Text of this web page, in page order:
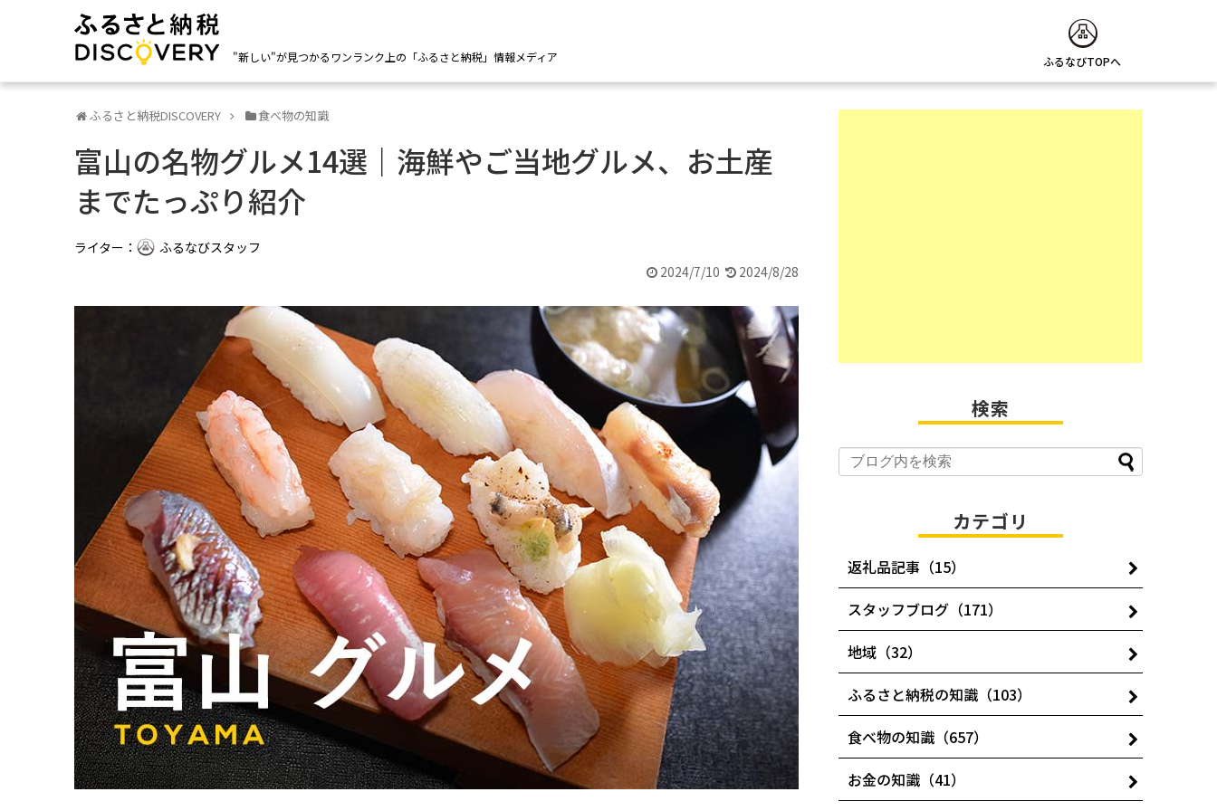
"新しい"が見つかるワンランク上の「ふるさと納税」情報メディア ふるなびTOPへ
ふるさと納税DISCOVERY 食べ物の知識
富山の名物グルメ14選｜海鮮やご当地グルメ、お土産
までたっぷり紹介
ライター：
ふるなびスタッフ
2024/7/10
2024/8/28
検索
カテゴリ
返礼品記事（15）
スタッフブログ（171）
地域（32）
ふるさと納税の知識（103）
食べ物の知識（657）
お金の知識（41）